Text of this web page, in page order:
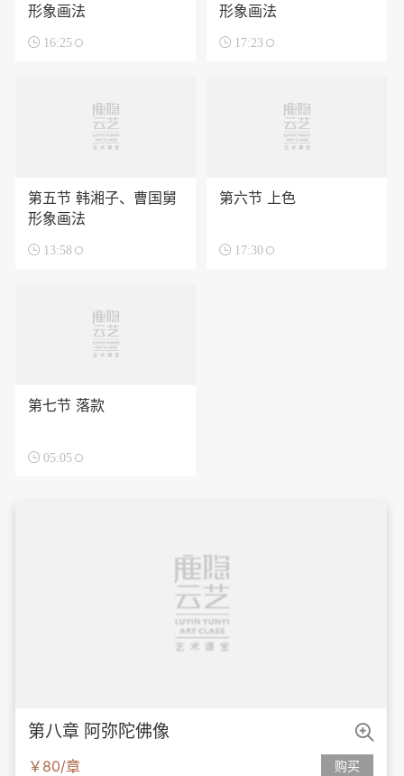
形象画法
 16:25
形象画法
 17:23
第五节 韩湘子、曹国舅
形象画法
 13:58
第六节 上色
 17:30
第七节 落款
 05:05
第八章 阿弥陀佛像
￥80/章 购买
